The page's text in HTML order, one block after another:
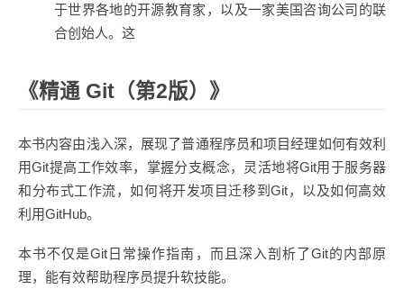
于世界各地的开源教育家，以及一家美国咨询公司的联
合创始人。这
《精通 Git（第2版）》
本书内容由浅入深，展现了普通程序员和项目经理如何有效利
用Git提高工作效率，掌握分支概念，灵活地将Git用于服务器
和分布式工作流，如何将开发项目迁移到Git，以及如何高效
利用GitHub。
本书不仅是Git日常操作指南，而且深入剖析了Git的内部原
理，能有效帮助程序员提升软技能。